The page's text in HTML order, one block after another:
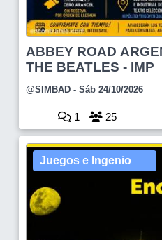
ABBEY ROAD
THE BEATLES - IMP
@SIMBAD - Sáb 24/10/2026
1 25
Juegos e Ingenio